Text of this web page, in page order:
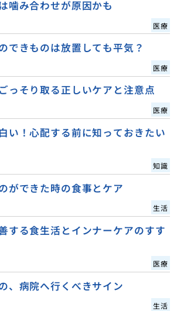
噛み合わせが原因かも
医療
できものは放置しても平気？
医療
っそり取る正しいケアと注意点
医療
い！心配する前に知っておきたい
知識
ができた時の食事とケア
生活
する食生活とインナーケアのすす
医療
、病院へ行くべきサイン
生活